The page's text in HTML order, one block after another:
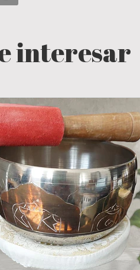
interesar